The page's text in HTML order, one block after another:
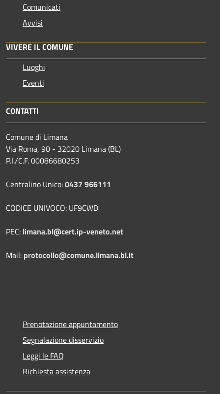
Comunicati
Avvisi
VIVERE IL COMUNE
Luoghi
Eventi
CONTATTI
Comune di Limana
Via Roma, 90 - 32020 Limana (BL)
P.I./C.F. 00086680253
Centralino Unico:0437 966111
CODICE UNIVOCO: UF9CWD
PEC: limana.bl@cert.ip-veneto.net
Mail: protocollo@comune.limana.bl.it
Prenotazione appuntamento
Segnalazione disservizio
Leggi le FAQ
Richiesta assistenza